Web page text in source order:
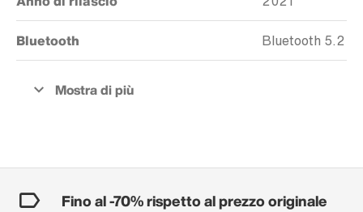
Bluetooth Bluetooth 5.2
Fino al -70% rispetto al prezzo originale